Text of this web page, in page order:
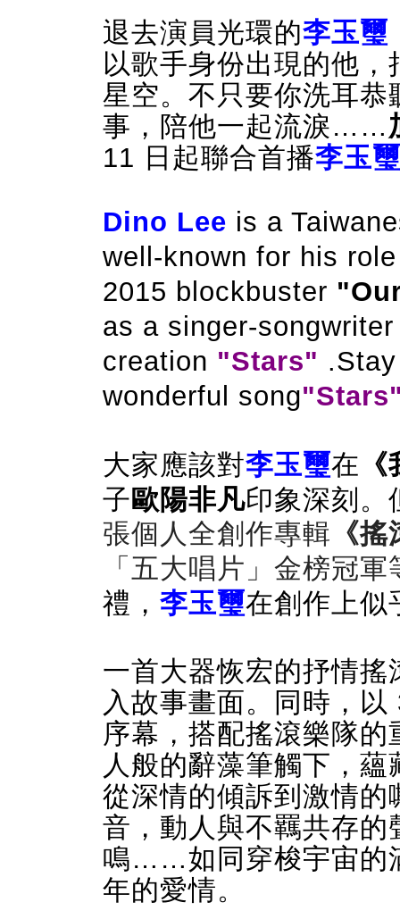
退去演員光環的李玉璽
以歌手身份出現的他
星空。不只要你洗耳
事，陪他一起流淚……
11 日起聯合首播李玉璽
Dino Lee is a
well-known for his
2015 blockbuster
as a singer-
creation "Stars"
wonderful song
大家應該對李玉璽在
子歐陽非凡印象深刻
張個人全創作專輯 《
「五大唱片」金榜冠
禮， 李玉璽在創作上似
一首大器恢宏的抒情
入故事畫面。同時，
序幕，搭配搖滾樂隊的
人般的辭藻筆觸下，
從深情的傾訴到激情
音，動人與不羈共存
鳴……如同穿梭宇宙的
年的愛情。